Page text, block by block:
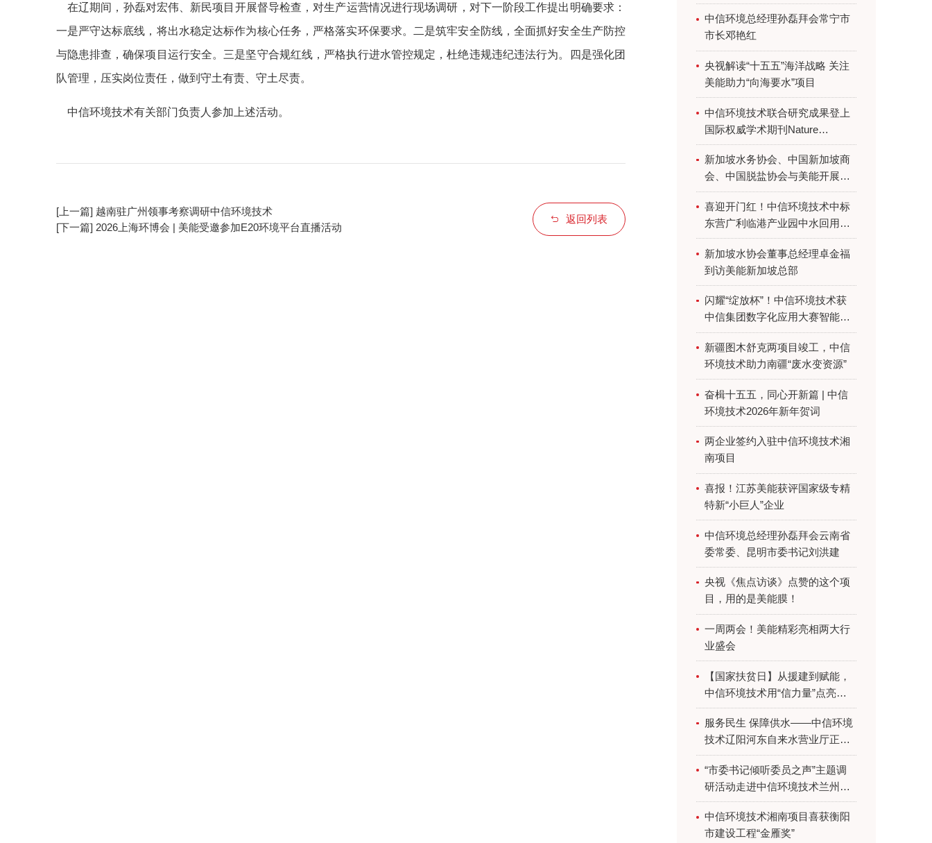
在辽期间，孙磊对宏伟、新民项目开展督导检查，对生产运营情况进行现场调研，对下一阶段工作提出明确要求：
一是严守达标底线，将出水稳定达标作为核心任务，严格落实环保要求。二是筑牢安全防线，全面抓好安全生产防控
与隐患排查，确保项目运行安全。三是坚守合规红线，严格执行进水管控规定，杜绝违规违纪违法行为。四是强化团
队管理，压实岗位责任，做到守土有责、守土尽责。
中信环境技术有关部门负责人参加上述活动。
[上一篇] 越南驻广州领事考察调研中信环境技术
[下一篇] 2026上海环博会 | 美能受邀参加E20环境平台直播活动
返回列表
中信环境总经理孙磊拜会常宁市
市长邓艳红
央视解读“十五五”海洋战略 关注
美能助力“向海要水”项目
中信环境技术联合研究成果登上
国际权威学术期刊Nature
Sustainability
新加坡水务协会、中国新加坡商
会、中国脱盐协会与美能开展交
流活动
喜迎开门红！中信环境技术中标
东营广利临港产业园中水回用工
艺包供货项目
新加坡水协会董事总经理卓金福
到访美能新加坡总部
闪耀“绽放杯”！中信环境技术获
中信集团数字化应用大赛智能体
创意赛道最高奖
新疆图木舒克两项目竣工，中信
环境技术助力南疆“废水变资源”
奋楫十五五，同心开新篇 | 中信
环境技术2026年新年贺词
两企业签约入驻中信环境技术湘
南项目
喜报！江苏美能获评国家级专精
特新“小巨人”企业
中信环境总经理孙磊拜会云南省
委常委、昆明市委书记刘洪建
央视《焦点访谈》点赞的这个项
目，用的是美能膜！
一周两会！美能精彩亮相两大行
业盛会
【国家扶贫日】从援建到赋能，
中信环境技术用“信力量”点亮乡
村振兴路
服务民生 保障供水——中信环境
技术辽阳河东自来水营业厅正式
启用
“市委书记倾听委员之声”主题调
研活动走进中信环境技术兰州项
目
中信环境技术湘南项目喜获衡阳
市建设工程“金雁奖”